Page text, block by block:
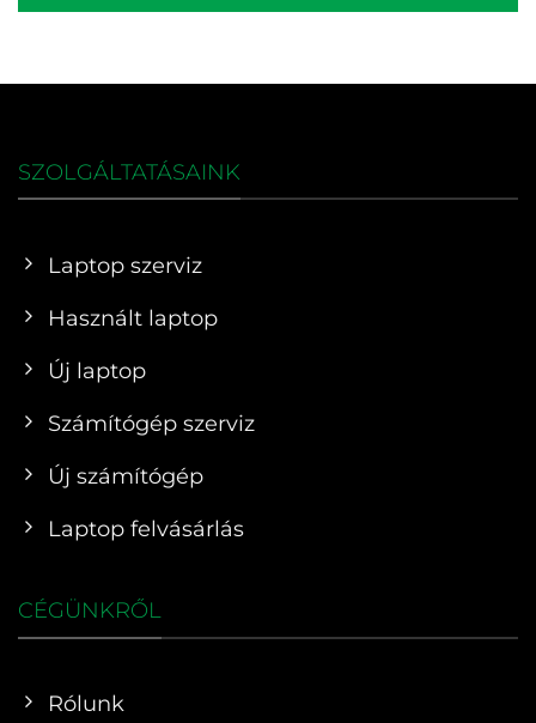
SZOLGÁLTATÁSAINK
Laptop szerviz
Használt laptop
Új laptop
Számítógép szerviz
Új számítógép
Laptop felvásárlás
CÉGÜNKRŐL
Rólunk